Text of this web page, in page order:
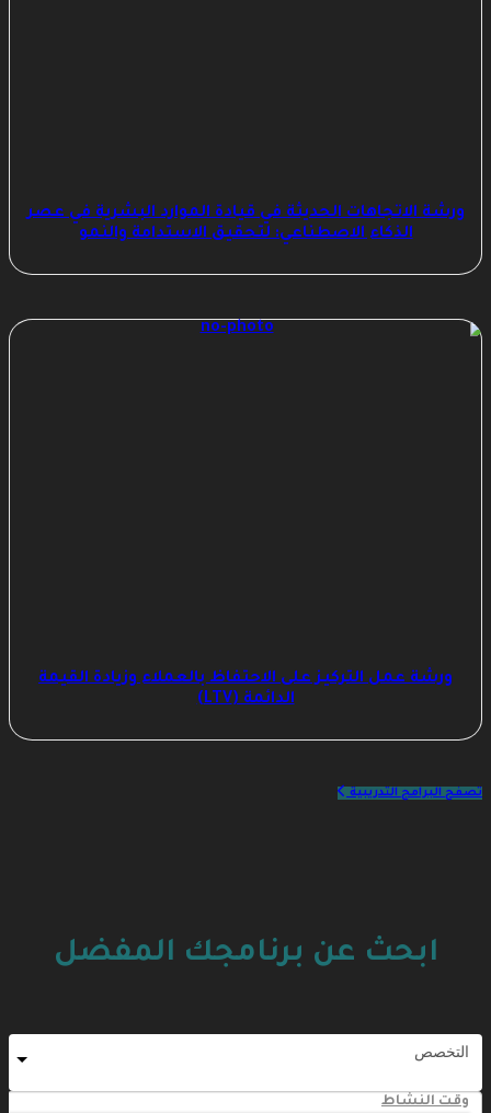
ورشة الاتجاهات الحديثة في قيادة الموارد البشرية في عصر
الذكاء الاصطناعي: لتحقيق الاستدامة والنمو
ورشة عمل التركيز على الاحتفاظ بالعملاء وزيادة القيمة
الدائمة (LTV)
تصفح البرامج التدريبية
ابحث عن برنامجك المفضل
وقت النشاط